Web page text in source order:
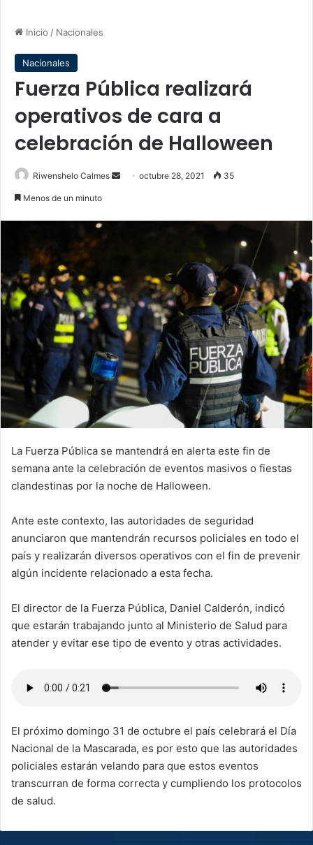
Inicio / Nacionales
Nacionales
Fuerza Pública realizará
operativos de cara a
celebración de Halloween
Riwenshelo Calmes
Sendoctubre 28, 2021 35
Menos de un minuto
La Fuerza Pública se mantendrá en alerta este fin de
semana ante la celebración de eventos masivos o fiestas
clandestinas por la noche de Halloween.
Ante este contexto, las autoridades de seguridad
anunciaron que mantendrán recursos policiales en todo el
país y realizarán diversos operativos con el fin de prevenir
algún incidente relacionado a esta fecha.
El director de la Fuerza Pública, Daniel Calderón, indicó
que estarán trabajando junto al Ministerio de Salud para
atender y evitar ese tipo de evento y otras actividades.
El próximo domingo 31 de octubre el país celebrará el Día
Nacional de la Mascarada, es por esto que las autoridades
policiales estarán velando para que estos eventos
transcurran de forma correcta y cumpliendo los protocolos
de salud.